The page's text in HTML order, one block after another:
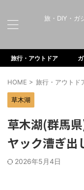
旅・DIY・ガ
旅行・アウトドア
HOME > 旅行・アウトド
草木湖
草木湖(群馬
ヤック漕ぎ出
2026年5月4日